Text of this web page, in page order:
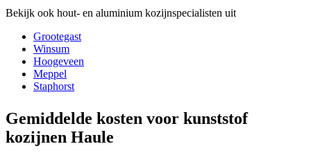
Bekijk ook hout- en aluminium kozijnspecialisten uit
Grootegast
Winsum
Hoogeveen
Meppel
Staphorst
Gemiddelde kosten voor kunststof
kozijnen Haule